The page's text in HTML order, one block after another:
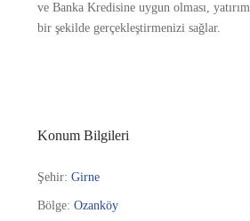
ve Banka Kredisine uygun olması,
bir şekilde gerçekleştirmenizi sağlar.
Konum Bilgileri
Şehir: Girne
Bölge: Ozanköy